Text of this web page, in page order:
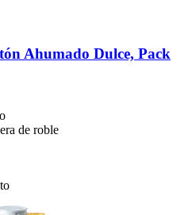
Ahumado Dulce, Pack
de roble